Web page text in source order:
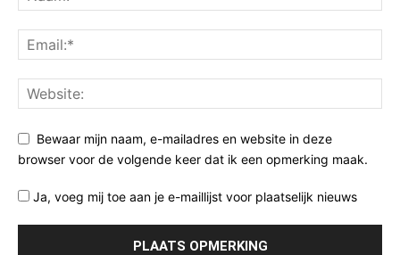
Bewaar mijn naam, e-mailadres en website in deze
browser voor de volgende keer dat ik een opmerking maak.
Ja, voeg mij toe aan je e-maillijst voor plaatselijk nieuws